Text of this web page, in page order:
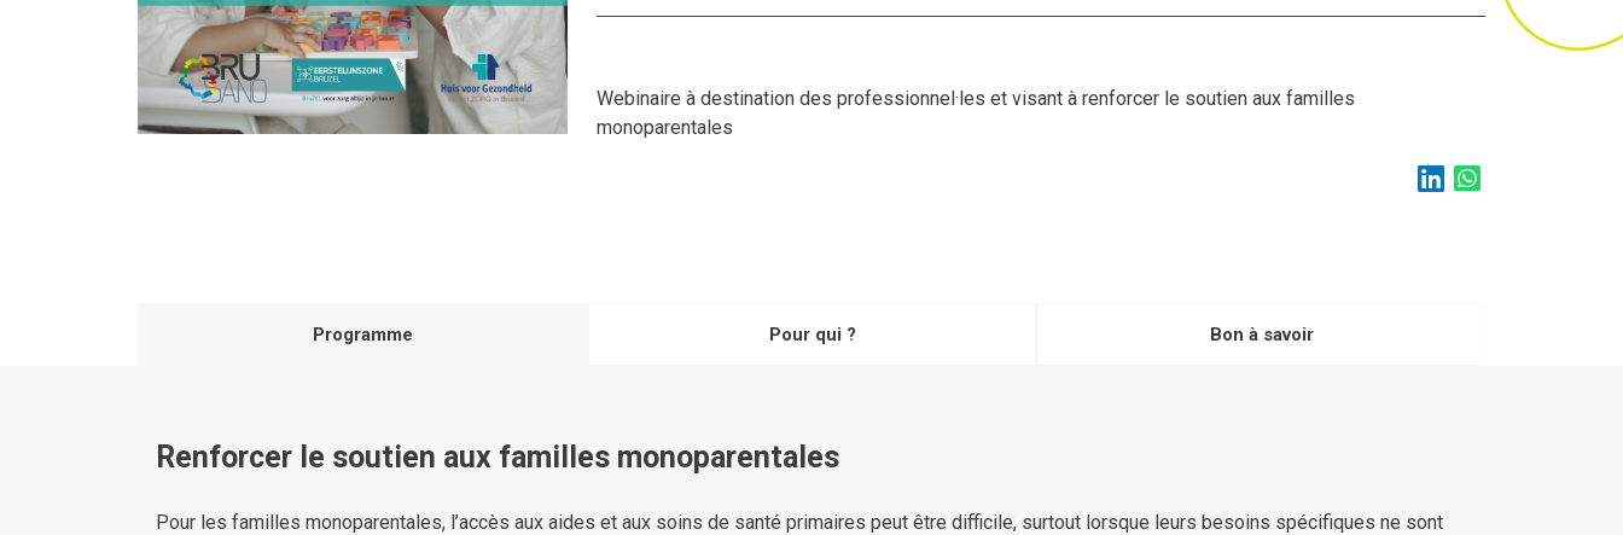
Webinaire à destination des professionnel·les et visant à renforcer le soutien aux familles
monoparentales
Programme Pour qui ? Bon à savoir
Renforcer le soutien aux familles monoparentales
Pour les familles monoparentales, l’accès aux aides et aux soins de santé primaires peut être difficile, surtout lorsque leurs besoins spécifiques ne sont